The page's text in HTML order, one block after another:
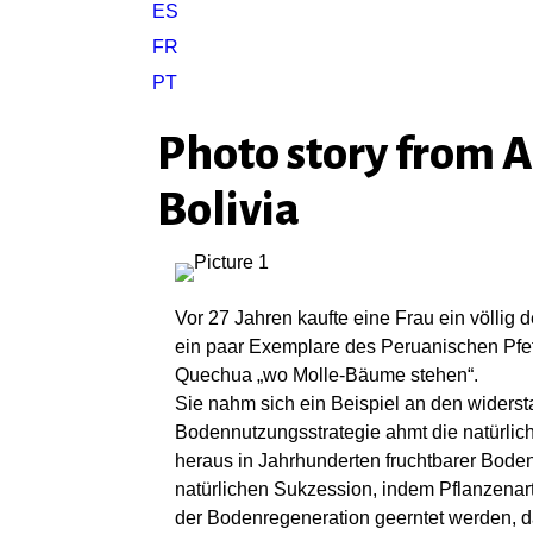
ES
FR
PT
Photo story from
Bolivia
Vor 27 Jahren kaufte eine Frau ein völlig
ein paar Exemplare des Peruanischen
Quechua „wo Molle-Bäume stehen“.
Sie nahm sich ein Beispiel an den
Bodennutzungsstrategie ahmt die
heraus in Jahrhunderten fruchtbarer
natürlichen Sukzession, indem
der Bodenregeneration geerntet werden,